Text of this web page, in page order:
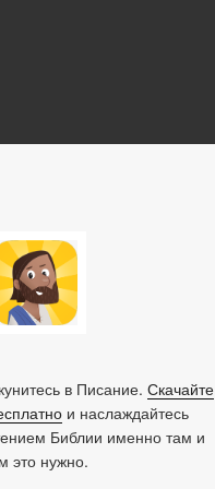
в Писание. Скачайте
и наслаждайтесь
Библии именно там и
это нужно.